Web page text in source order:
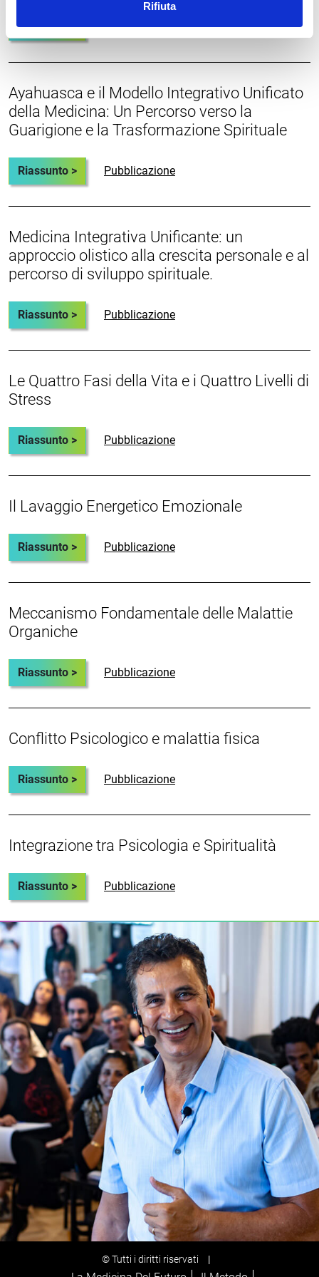
Rifiuta
Riassunto > Pubblicazione
Ayahuasca e il Modello Integrativo Unificato
della Medicina: Un Percorso verso la
Guarigione e la Trasformazione Spirituale
Riassunto > Pubblicazione
Medicina Integrativa Unificante: un
approccio olistico alla crescita personale e al
percorso di sviluppo spirituale.
Riassunto > Pubblicazione
Le Quattro Fasi della Vita e i Quattro Livelli di
Stress
Riassunto > Pubblicazione
Il Lavaggio Energetico Emozionale
Riassunto > Pubblicazione
Meccanismo Fondamentale delle Malattie
Organiche
Riassunto > Pubblicazione
Conflitto Psicologico e malattia fisica
Riassunto > Pubblicazione
Integrazione tra Psicologia e Spiritualità
Riassunto > Pubblicazione
© Tutti i diritti riservati |